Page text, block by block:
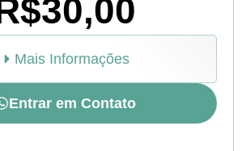
R$30,00
Mais Informações
Entrar em Contato